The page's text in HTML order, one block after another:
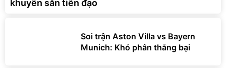
khuyên săn tiền đạo
Soi trận Aston Villa vs Bayern
Munich: Khó phân thắng bại